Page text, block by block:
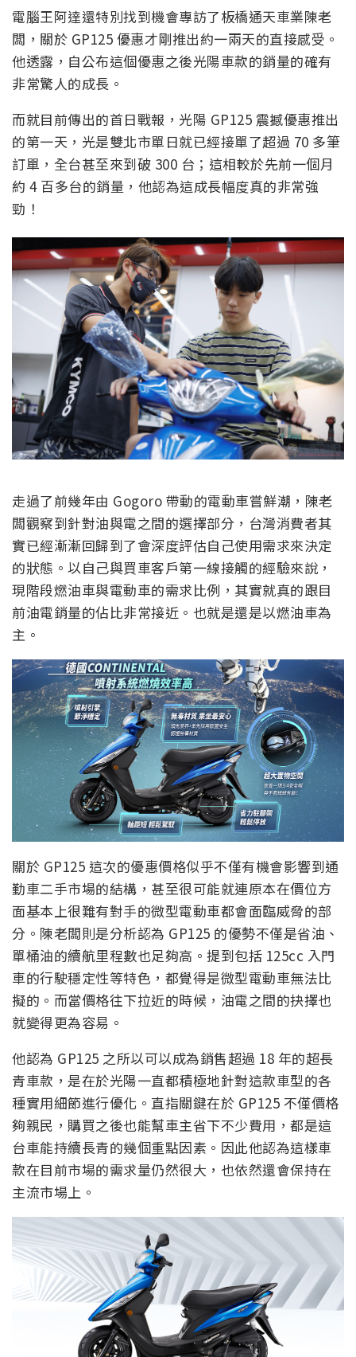
電腦王阿達還特別找到機會專訪了板橋通天車業陳老
闆，關於 GP125 優惠才剛推出約一兩天的直接感受。
他透露，自公布這個優惠之後光陽車款的銷量的確有
非常驚人的成長。
而就目前傳出的首日戰報，光陽 GP125 震撼優惠推出
的第一天，光是雙北市單日就已經接單了超過 70 多筆
訂單，全台甚至來到破 300 台；這相較於先前一個月
約 4 百多台的銷量，他認為這成長幅度真的非常強
勁！
走過了前幾年由 Gogoro 帶動的電動車嘗鮮潮，陳老
闆觀察到針對油與電之間的選擇部分，台灣消費者其
實已經漸漸回歸到了會深度評估自己使用需求來決定
的狀態。以自己與買車客戶第一線接觸的經驗來說，
現階段燃油車與電動車的需求比例，其實就真的跟目
前油電銷量的佔比非常接近。也就是還是以燃油車為
主。
關於 GP125 這次的優惠價格似乎不僅有機會影響到通
勤車二手市場的結構，甚至很可能就連原本在價位方
面基本上很難有對手的微型電動車都會面臨威脅的部
分。陳老闆則是分析認為 GP125 的優勢不僅是省油、
單桶油的續航里程數也足夠高。提到包括 125cc 入門
車的行駛穩定性等特色，都覺得是微型電動車無法比
擬的。而當價格往下拉近的時候，油電之間的抉擇也
就變得更為容易。
他認為 GP125 之所以可以成為銷售超過 18 年的超長
青車款，是在於光陽一直都積極地針對這款車型的各
種實用細節進行優化。直指關鍵在於 GP125 不僅價格
夠親民，購買之後也能幫車主省下不少費用，都是這
台車能持續長青的幾個重點因素。因此他認為這樣車
款在目前市場的需求量仍然很大，也依然還會保持在
主流市場上。